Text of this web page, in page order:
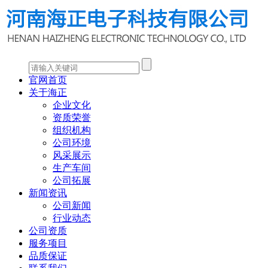
官网首页
关于海正
企业文化
资质荣誉
组织机构
公司环境
风采展示
生产车间
公司拓展
新闻资讯
公司新闻
行业动态
公司资质
服务项目
品质保证